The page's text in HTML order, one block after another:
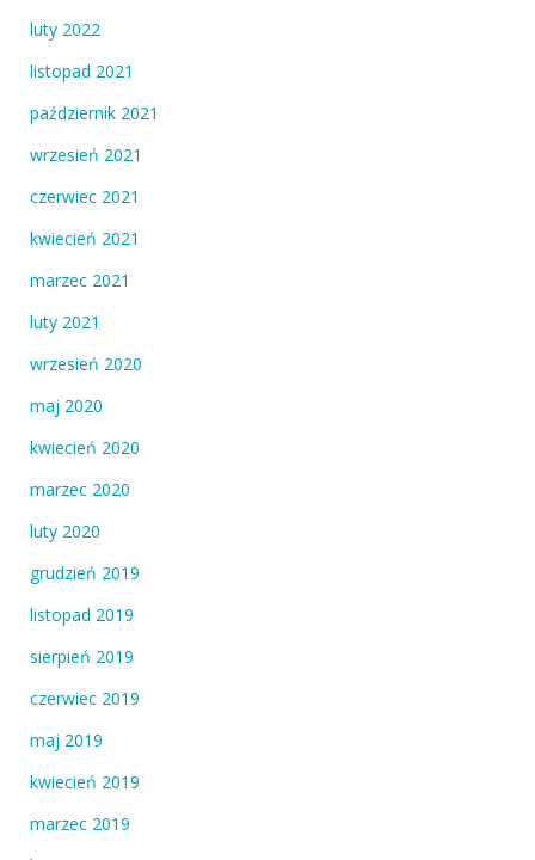
luty 2022
listopad 2021
październik 2021
wrzesień 2021
czerwiec 2021
kwiecień 2021
marzec 2021
luty 2021
wrzesień 2020
maj 2020
kwiecień 2020
marzec 2020
luty 2020
grudzień 2019
listopad 2019
sierpień 2019
czerwiec 2019
maj 2019
kwiecień 2019
marzec 2019